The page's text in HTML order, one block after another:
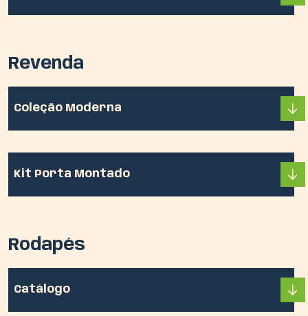
Revenda
Coleção Moderna
Kit Porta Montado
Rodapés
Catálogo